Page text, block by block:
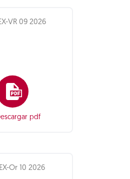
VR 09 2026
pdf
Or 10 2026